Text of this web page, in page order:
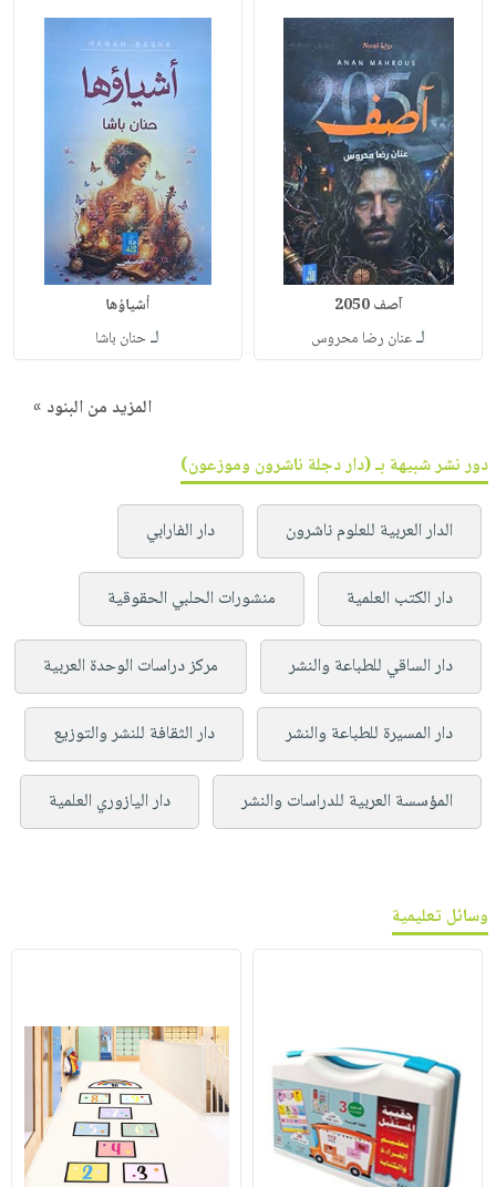
آصف 2050
لـعنان رضا محروس
أشياؤها
لـحنان باشا
المزيد من البنود »
دور نشر شبيهة بـ (دار دجلة ناشرون وموزعون)
الدار العربية للعلوم ناشرون دار الفارابي
دار الكتب العلمية منشورات الحلبي الحقوقية
دار الساقي للطباعة والنشر مركز دراسات الوحدة العربية
دار المسيرة للطباعة والنشر دار الثقافة للنشر والتوزيع
المؤسسة العربية للدراسات والنشر دار اليازوري العلمية
وسائل تعليمية